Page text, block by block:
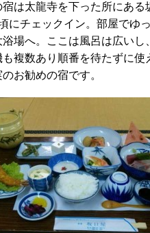
宿は太龍寺を下った所にある
にチェックイン。部屋でゆ
浴場へ。ここは風呂は広いし
も複数あり順番を待たずに使
お勧めの宿です。